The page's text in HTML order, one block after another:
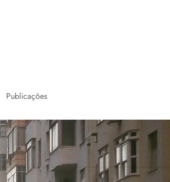
Publicações